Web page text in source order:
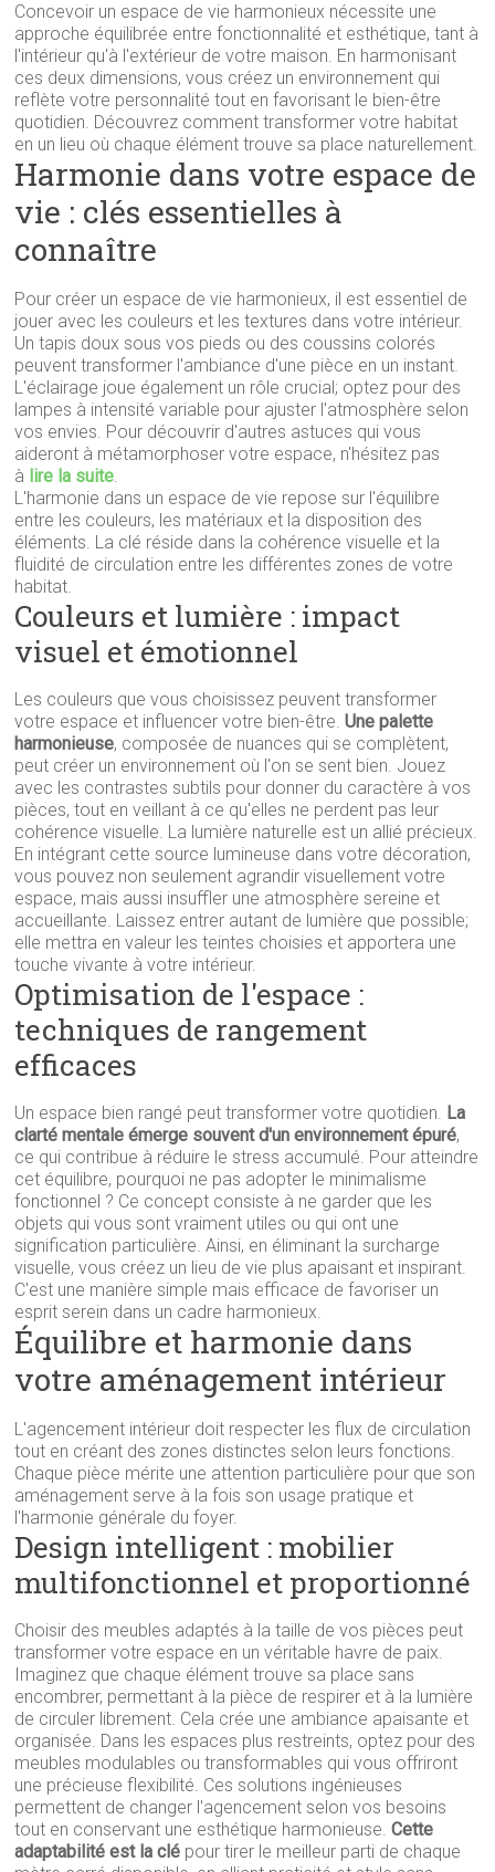
Concevoir un espace de vie harmonieux nécessite une
approche équilibrée entre fonctionnalité et esthétique, tant à
l'intérieur qu'à l'extérieur de votre maison. En harmonisant
ces deux dimensions, vous créez un environnement qui
reflète votre personnalité tout en favorisant le bien-être
quotidien. Découvrez comment transformer votre habitat
en un lieu où chaque élément trouve sa place naturellement.
Harmonie dans votre espace de
vie : clés essentielles à
connaître
Pour créer un espace de vie harmonieux, il est essentiel de
jouer avec les couleurs et les textures dans votre intérieur.
Un tapis doux sous vos pieds ou des coussins colorés
peuvent transformer l'ambiance d'une pièce en un instant.
L'éclairage joue également un rôle crucial; optez pour des
lampes à intensité variable pour ajuster l'atmosphère selon
vos envies. Pour découvrir d'autres astuces qui vous
aideront à métamorphoser votre espace, n'hésitez pas
à lire la suite.
L'harmonie dans un espace de vie repose sur l'équilibre
entre les couleurs, les matériaux et la disposition des
éléments. La clé réside dans la cohérence visuelle et la
fluidité de circulation entre les différentes zones de votre
habitat.
Couleurs et lumière : impact
visuel et émotionnel
Les couleurs que vous choisissez peuvent transformer
votre espace et influencer votre bien-être.Une palette
harmonieuse, composée de nuances qui se complètent,
peut créer un environnement où l'on se sent bien. Jouez
avec les contrastes subtils pour donner du caractère à vos
pièces, tout en veillant à ce qu'elles ne perdent pas leur
cohérence visuelle. La lumière naturelle est un allié précieux.
En intégrant cette source lumineuse dans votre décoration,
vous pouvez non seulement agrandir visuellement votre
espace, mais aussi insuffler une atmosphère sereine et
accueillante. Laissez entrer autant de lumière que possible;
elle mettra en valeur les teintes choisies et apportera une
touche vivante à votre intérieur.
Optimisation de l'espace :
techniques de rangement
efficaces
Un espace bien rangé peut transformer votre quotidien. La
clarté mentale émerge souvent d'un environnement épuré,
ce qui contribue à réduire le stress accumulé. Pour atteindre
cet équilibre, pourquoi ne pas adopter le minimalisme
fonctionnel ? Ce concept consiste à ne garder que les
objets qui vous sont vraiment utiles ou qui ont une
signification particulière. Ainsi, en éliminant la surcharge
visuelle, vous créez un lieu de vie plus apaisant et inspirant.
C'est une manière simple mais efficace de favoriser un
esprit serein dans un cadre harmonieux.
Équilibre et harmonie dans
votre aménagement intérieur
L'agencement intérieur doit respecter les flux de circulation
tout en créant des zones distinctes selon leurs fonctions.
Chaque pièce mérite une attention particulière pour que son
aménagement serve à la fois son usage pratique et
l'harmonie générale du foyer.
Design intelligent : mobilier
multifonctionnel et proportionné
Choisir des meubles adaptés à la taille de vos pièces peut
transformer votre espace en un véritable havre de paix.
Imaginez que chaque élément trouve sa place sans
encombrer, permettant à la pièce de respirer et à la lumière
de circuler librement. Cela crée une ambiance apaisante et
organisée. Dans les espaces plus restreints, optez pour des
meubles modulables ou transformables qui vous offriront
une précieuse flexibilité. Ces solutions ingénieuses
permettent de changer l'agencement selon vos besoins
tout en conservant une esthétique harmonieuse.Cette
adaptabilité est la clé pour tirer le meilleur parti de chaque